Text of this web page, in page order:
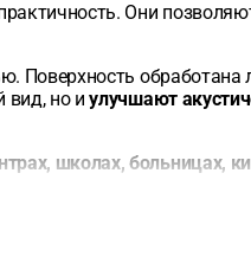
Они
Поверхность обработана
вид, но иулучшают
школах, больницах,